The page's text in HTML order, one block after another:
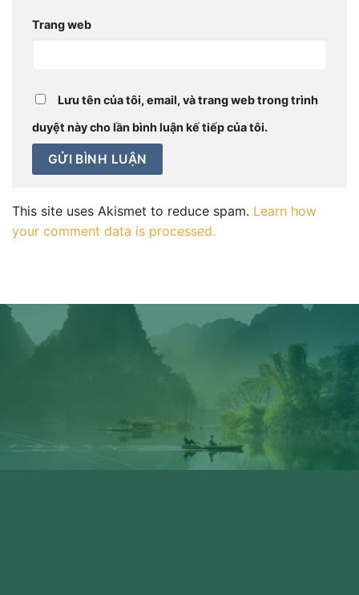
Trang web
Lưu tên của tôi, email, và trang web trong trình
duyệt này cho lần bình luận kế tiếp của tôi.
This site uses Akismet to reduce spam. Learn how
your comment data is processed.